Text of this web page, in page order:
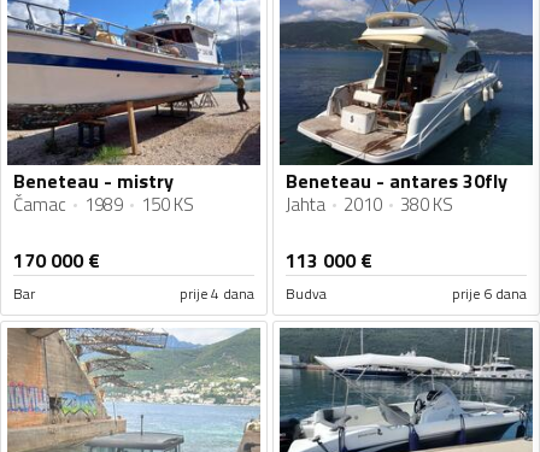
Beneteau - mistry
Čamac 1989 150 KS
170 000€
Bar prije 4 dana
Beneteau - antares 30fly
Jahta 2010 380 KS
113 000€
Budva prije 6 dana